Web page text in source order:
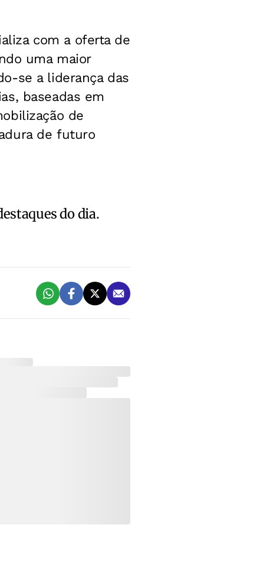
com a oferta de
uma maior
se a liderança das
baseadas em
de
de futuro
do dia.